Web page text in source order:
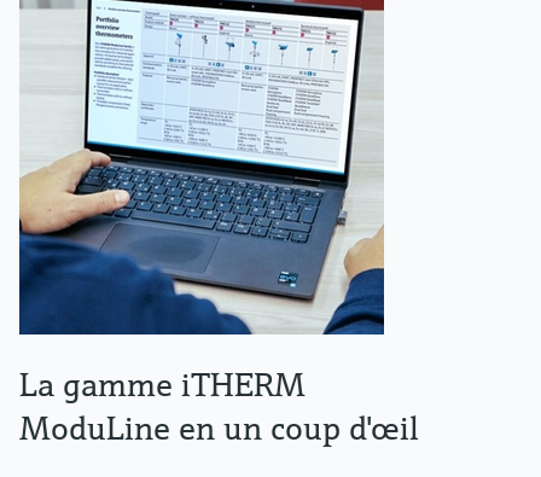
La gamme iTHERM
ModuLine en un coup d'œil